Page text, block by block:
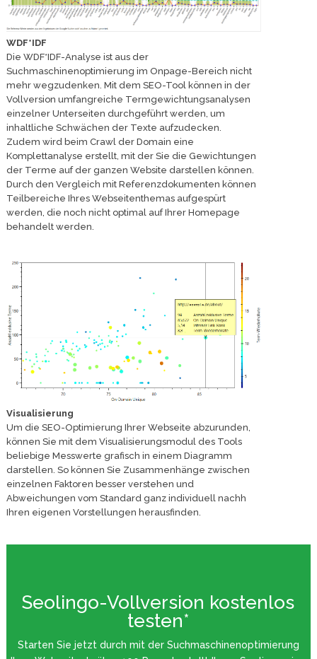
WDF*IDF
Die WDF*IDF-Analyse ist aus der
Suchmaschinenoptimierung im Onpage-Bereich nicht
mehr wegzudenken. Mit dem SEO-Tool können in der
Vollversion umfangreiche Termgewichtungsanalysen
einzelner Unterseiten durchgeführt werden, um
inhaltliche Schwächen der Texte aufzudecken.
Zudem wird beim Crawl der Domain eine
Komplettanalyse erstellt, mit der Sie die Gewichtungen
der Terme auf der ganzen Website darstellen können.
Durch den Vergleich mit Referenzdokumenten können
Teilbereiche Ihres Webseitenthemas aufgespürt
werden, die noch nicht optimal auf Ihrer Homepage
behandelt werden.
Visualisierung
Um die SEO-Optimierung Ihrer Webseite abzurunden,
können Sie mit dem Visualisierungsmodul des Tools
beliebige Messwerte grafisch in einem Diagramm
darstellen. So können Sie Zusammenhänge zwischen
einzelnen Faktoren besser verstehen und
Abweichungen vom Standard ganz individuell nachh
Ihren eigenen Vorstellungen herausfinden.
Seolingo-Vollversion kostenlos
testen*
Starten Sie jetzt durch mit der Suchmaschinenoptimierung